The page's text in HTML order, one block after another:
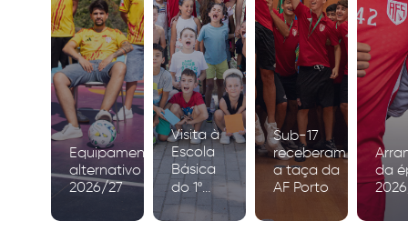
Equipamento
alternativo
2026/27
Visita à
Escola
Básica
do 1º
Ciclo de
Igreja
Sub-17
receberam
a taça da
AF Porto
da